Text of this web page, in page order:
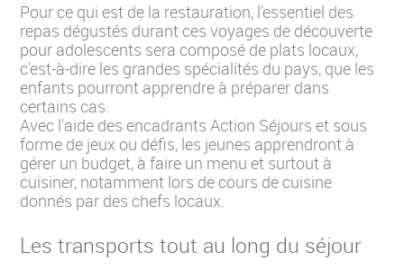
Pour ce qui est de la restauration, l'essentiel des
repas dégustés durant ces voyages de découverte
pour adolescents sera composé de plats locaux,
c'est-à-dire les grandes spécialités du pays, que les
enfants pourront apprendre à préparer dans
certains cas.
Avec l'aide des encadrants Action Séjours et sous
forme de jeux ou défis, les jeunes apprendront à
gérer un budget, à faire un menu et surtout à
cuisiner, notamment lors de cours de cuisine
donnés par des chefs locaux.
Les transports tout au long du séjour